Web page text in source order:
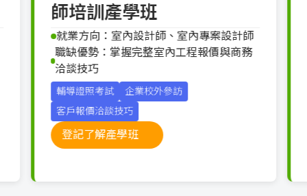
師培訓產學班
就業方向：室內設計師、室內專案設計師
職缺優勢：掌握完整室內工程報價與商務
洽談技巧
輔導證照考試
企業校外參訪
客戶報價洽談技巧
登記了解產學班